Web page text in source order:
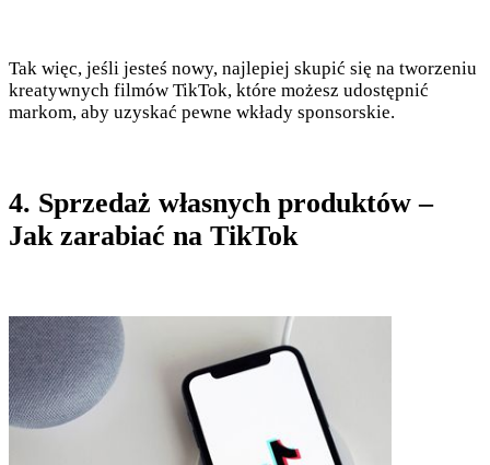
Tak więc, jeśli jesteś nowy, najlepiej skupić się na tworzeniu
kreatywnych filmów TikTok, które możesz udostępnić
markom, aby uzyskać pewne wkłady sponsorskie.
4. Sprzedaż własnych produktów –
Jak zarabiać na TikTok